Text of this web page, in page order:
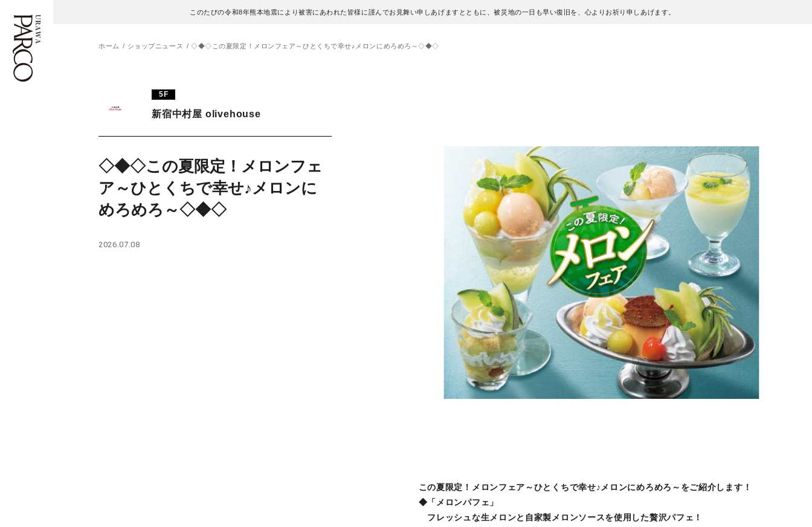
このたびの令和8年熊本地震により被害にあわれた皆様に謹んでお見舞い申しあげますとともに、被災地の一日も早い復旧を、心よりお祈り申しあげます。
施設案内・アクセス
レストラン・カフェ
ภาษาไทย
ホーム ショップニュース ◇◆◇この夏限定！メロンフェア～ひとくちで幸せ♪メロンにめろめろ～◇◆◇
5F
新宿中村屋 olivehouse
◇◆◇この夏限定！メロンフェ
ア～ひとくちで幸せ♪メロンに
めろめろ～◇◆◇
2026.07.08
この夏限定！メロンフェア～ひとくちで幸せ♪メロンにめろめろ～をご紹介します！
◆「メロンパフェ」
フレッシュな生メロンと自家製メロンソースを使用した贅沢パフェ！